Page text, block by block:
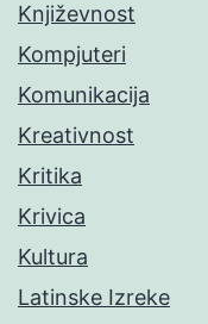
Književnost
Kompjuteri
Komunikacija
Kreativnost
Kritika
Krivica
Kultura
Latinske Izreke